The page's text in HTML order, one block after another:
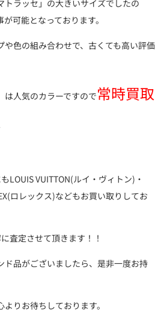
トラッセ」の大きいサイズでしたの
可能となっております。
や色の組み合わせで、古くても高い評価
は人気のカラーですので常時買取
LOUIS VUITTON(ルイ・ヴィトン)・
ロレックス)などもお買い取りしてお
査定させて頂きます！！
ド品がございましたら、是非一度お持
りお待ちしております。